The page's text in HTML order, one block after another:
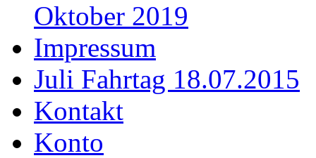
Oktober 2019
Impressum
Juli Fahrtag 18.07.2015
Kontakt
Konto